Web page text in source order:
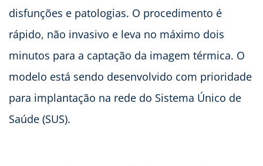
disfunções e patologias. O procedimento é
rápido, não invasivo e leva no máximo dois
minutos para a captação da imagem térmica. O
modelo está sendo desenvolvido com prioridade
para implantação na rede do Sistema Único de
Saúde (SUS).